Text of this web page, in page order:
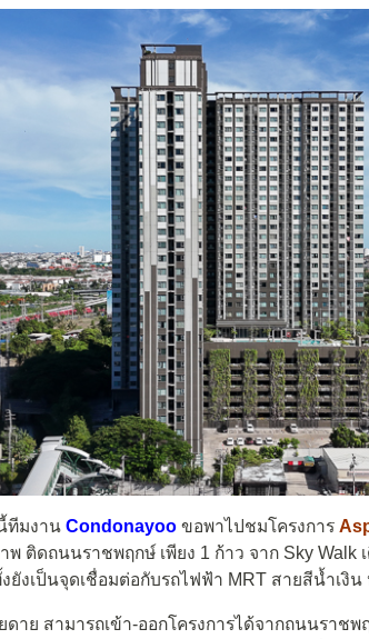
ทีมงาน Condonayoo ขอพาไปชมโครงการ
พ ติดถนนราชพฤกษ์ เพียง 1 ก้าว จาก Sky Walk
ยังเป็นจุดเชื่อมต่อกับรถไฟฟ้า MRT สายสีน้ำเงิ
ดาย สามารถเข้า-ออกโครงการได้จากถนนราช